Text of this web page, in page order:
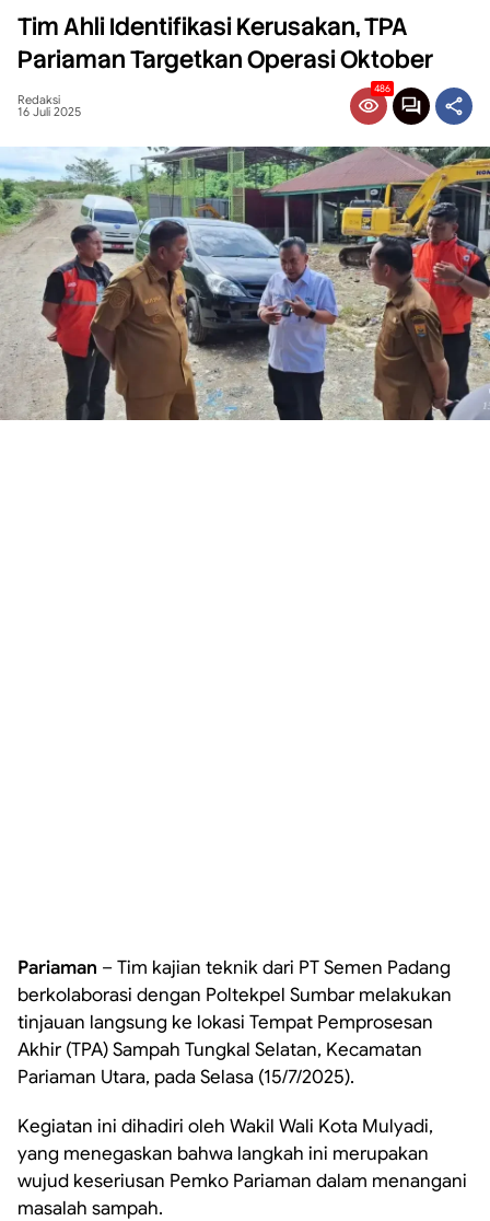
Tim Ahli Identifikasi Kerusakan, TPA
Pariaman Targetkan Operasi Oktober
Redaksi
16 Juli 2025
486
Pariaman – Tim kajian teknik dari PT Semen Padang
berkolaborasi dengan Poltekpel Sumbar melakukan
tinjauan langsung ke lokasi Tempat Pemprosesan
Akhir (TPA) Sampah Tungkal Selatan, Kecamatan
Pariaman Utara, pada Selasa (15/7/2025).
Kegiatan ini dihadiri oleh Wakil Wali Kota Mulyadi,
yang menegaskan bahwa langkah ini merupakan
wujud keseriusan Pemko Pariaman dalam menangani
masalah sampah.